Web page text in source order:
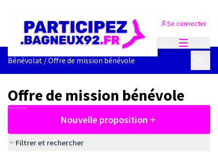
Se connecter
Bénévolat /Offre de mission bénévole
Offre de mission bénévole
Nouvelle proposition
Filtrer et rechercher